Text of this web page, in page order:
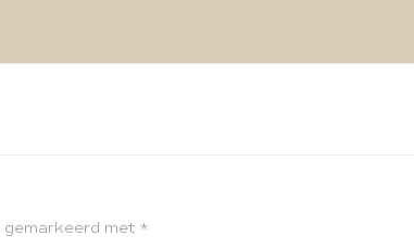
gemarkeerd met *